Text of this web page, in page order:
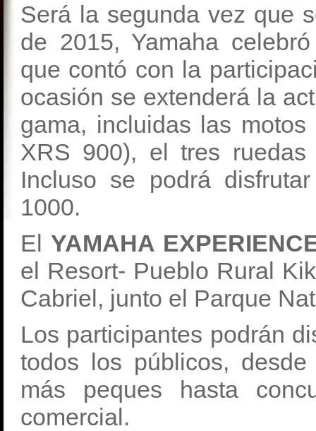
Será la segunda vez que
de 2015, Yamaha
que contó con la
ocasión se extenderá la
gama, incluidas las
XRS 900), el tres
Incluso se podrá
1000.
El YAMAHA
el Resort- Pueblo Rural
Cabriel, junto el Parque
Los participantes podrán
todos los públicos,
más peques hasta
comercial.